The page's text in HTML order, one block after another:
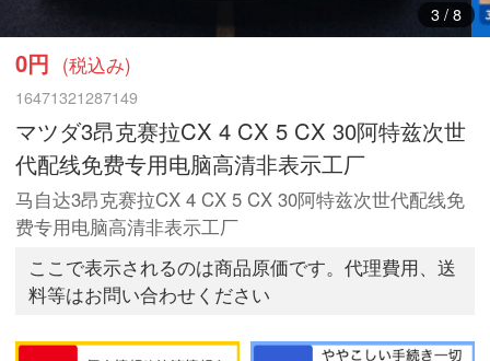
3/ 8
0円 (税込み)
16471321287149
マツダ3昂克赛拉CX 4 CX 5 CX 30阿特兹次世
代配线免费专用电脑高清非表示工厂
马自达3昂克赛拉CX 4 CX 5 CX 30阿特兹次世代配线免
费专用电脑高清非表示工厂
ここで表示されるのは商品原価です。代理費用、送
料等はお問い合わせください